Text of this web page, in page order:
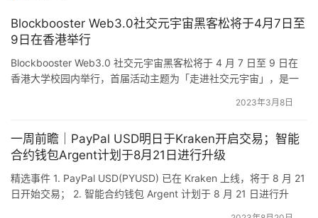
Blockbooster Web3.0社交元宇宙黑客松将于4月7日至
9日在香港举行
Blockbooster Web3.0 社交元宇宙黑客松将于 4 月 7 日至 9 日在
香港大学校园内举行，首届活动主题为「走进社交元宇宙」，是一
由 BlockBooster 与 OKX 、Gitcoin 及香港大学生区块链社区合作主
HKU FinTec…
2023年3月8日
一周前瞻｜PayPal USD明日于Kraken开启交易；智能
合约钱包Argent计划于8月21日进行升级
精选事件 1. PayPal USD(PYUSD) 已在 Kraken 上线，将于 8 月 21
日开始交易； 2. 智能合约钱包 Argent 计划于 8 月 21 日进行升